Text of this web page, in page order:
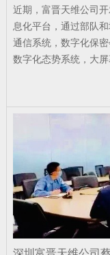
战力”
公司新闻| 2026-
捷报！富晋
息化项目
公司新闻| 2026-
武警综合指
公司新闻| 2026-
近期，富晋天维公司
息化平台，通过部队
通信系统，数字化保
数字化态势系统，大
系统等组成，该工程
的功能技术得到军队